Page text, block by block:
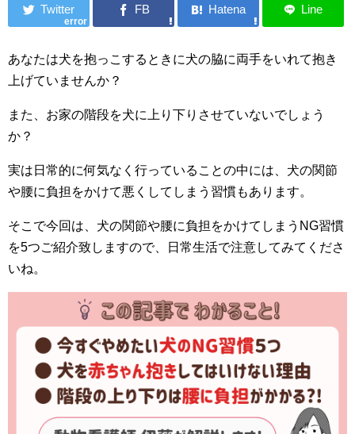
error
あなたは犬を抱っこするときに犬の脇に両手をいれて抱き
上げていませんか？
また、お家の階段を犬に上り下りさせていないでしょう
か？
実は日常的に何気なく行っていることの中には、犬の関節
や腰に負担をかけて悪くしてしまう習慣もあります。
そこで今回は、犬の関節や腰に負担をかけてしまうNG習慣
を5つご紹介致しますので、日常生活で注意してみてくださ
いね。